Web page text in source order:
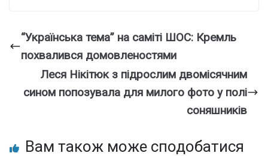
“Українська тема” на саміті ШОС: Кремль
похвалився домовленостями
Леся Нікітюк з підрослим двомісячним
сином попозувала для милого фото у полі
соняшників
Вам також може сподобатися